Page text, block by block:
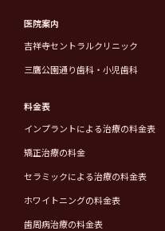
医院案内
吉祥寺セントラルクリニック
三鷹公園通り歯科・小児歯科
料金表
インプラントによる治療の料金表
矯正治療の料金
セラミックによる治療の料金表
ホワイトニングの料金表
歯周病治療の料金表